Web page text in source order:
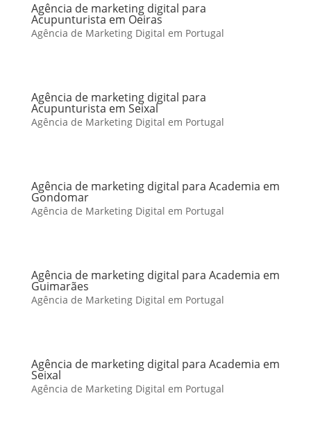
Agência de marketing digital para
Acupunturista em Oeiras
Agência de Marketing Digital em Portugal
Agência de marketing digital para
Acupunturista em Seixal
Agência de Marketing Digital em Portugal
Agência de marketing digital para Academia em
Gondomar
Agência de Marketing Digital em Portugal
Agência de marketing digital para Academia em
Guimarães
Agência de Marketing Digital em Portugal
Agência de marketing digital para Academia em
Seixal
Agência de Marketing Digital em Portugal